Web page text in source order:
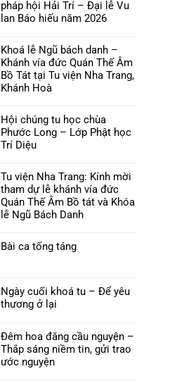
pháp hội Hải Trí – Đại lễ Vu
lan Báo hiếu năm 2026
bình
luận
ở
Chùa
Phước
Long,
Thư
mời
và
chương
trình
Hải
Trí
–
Đại
lễ
Vu
hiếu
năm
Khoá lễ Ngũ bách danh –
Khánh vía đức Quán Thế Âm
Bồ Tát tại Tu viện Nha Trang,
Khánh Hoà
bình
luận
ở
Khoá
danh
–
Khánh
vía
đức
Quán
Bồ
Nha
Trang,
Khánh
Hội chúng tu học chùa
Phước Long – Lớp Phật học
Trí Diệu
bình
luận
ở
Hội
chúng
tu
Phước
Long
Trí
Diệu
Tu viện Nha Trang: Kính mời
tham dự lễ khánh vía đức
Quán Thế Âm Bồ tát và Khóa
lễ Ngũ Bách Danh
bình
Nha
Trang:
Kính
lễ
khánh
vía
đức
Bài ca tống táng
luận
ở
Bài
ca
Ngày cuối khoá tu – Để yêu
thương ở lại
bình
luận
ở
Ngày
cuối
Đêm hoa đăng cầu nguyện –
Thắp sáng niềm tin, gửi trao
ước nguyện